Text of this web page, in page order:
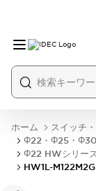
ホーム スイッチ
Φ22・Φ25・Φ30
Φ22 HWシリー
HW1L-M122M2G